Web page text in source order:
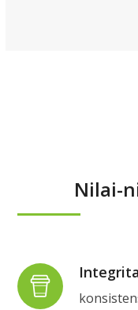
Nilai-